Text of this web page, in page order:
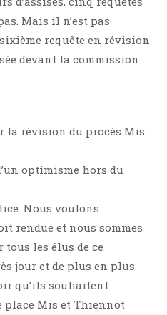
Mais il n’est pas
requête en révision
devant la commission
la révision du procès Mis
optimisme hors du
Nous voulons
rendue et nous sommes
tous les élus de ce
jour et de plus en plus
qu’ils souhaitent
place Mis et Thiennot